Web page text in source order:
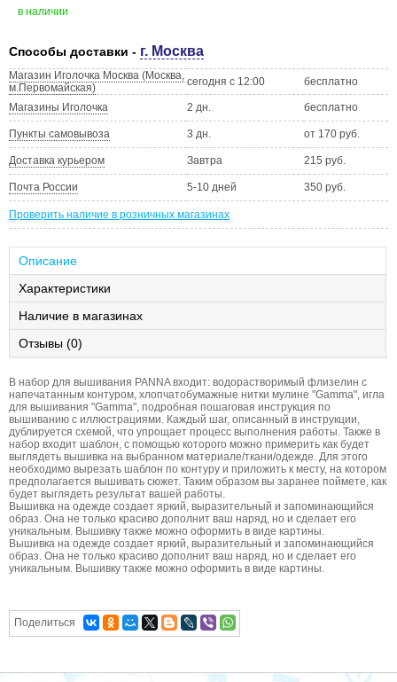
в наличии
Способы доставки - г. Москва
Магазин Иголочка Москва (Москва,
м.Первомайская)
сегодня с 12:00 бесплатно
Магазины Иголочка 2 дн. бесплатно
Пункты самовывоза 3 дн. от 170 руб.
Доставка курьером Завтра 215 руб.
Почта России 5-10 дней 350 руб.
Проверить наличие в розничных магазинах
Описание
Характеристики
Наличие в магазинах
Отзывы (0)
В набор для вышивания PANNA входит: водорастворимый флизелин с
напечатанным контуром, хлопчатобумажные нитки мулине "Gamma", игла
для вышивания "Gamma", подробная пошаговая инструкция по
вышиванию с иллюстрациями. Каждый шаг, описанный в инструкции,
дублируется схемой, что упрощает процесс выполнения работы. Также в
набор входит шаблон, с помощью которого можно примерить как будет
выглядеть вышивка на выбранном материале/ткани/одежде. Для этого
необходимо вырезать шаблон по контуру и приложить к месту, на котором
предполагается вышивать сюжет. Таким образом вы заранее поймете, как
будет выглядеть результат вашей работы.
Вышивка на одежде создает яркий, выразительный и запоминающийся
образ. Она не только красиво дополнит ваш наряд, но и сделает его
уникальным. Вышивку также можно оформить в виде картины.
Вышивка на одежде создает яркий, выразительный и запоминающийся
образ. Она не только красиво дополнит ваш наряд, но и сделает его
уникальным. Вышивку также можно оформить в виде картины.
Поделиться